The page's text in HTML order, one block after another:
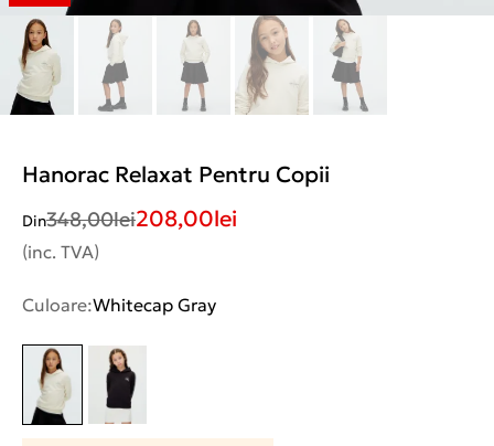
Hanorac Relaxat Pentru Copii
Din348,00lei208,00lei
(inc. TVA)
Culoare:Whitecap Gray